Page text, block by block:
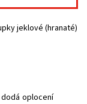
jeklové (hranaté)
dodá oplocení